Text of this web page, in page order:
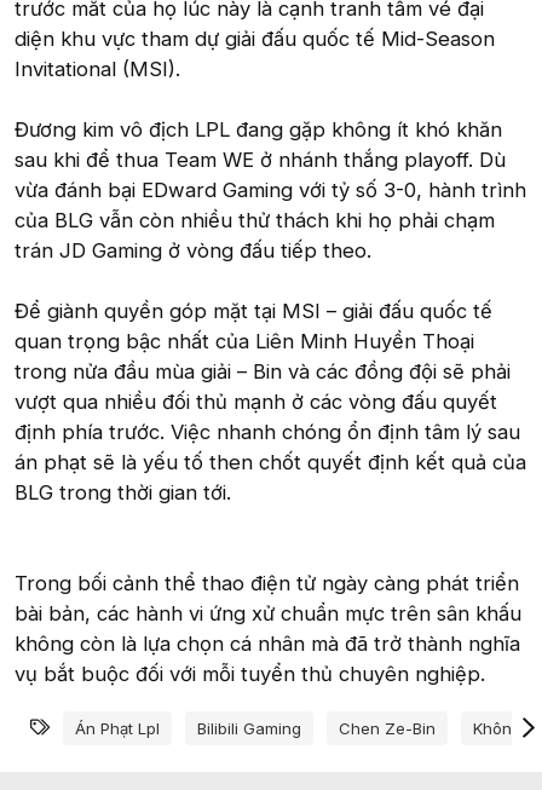
trước mắt của họ lúc này là cạnh tranh tấm vé đại
diện khu vực tham dự giải đấu quốc tế Mid-Season
Invitational (MSI).
Đương kim vô địch LPL đang gặp không ít khó khăn
sau khi để thua Team WE ở nhánh thắng playoff. Dù
vừa đánh bại EDward Gaming với tỷ số 3-0, hành trình
của BLG vẫn còn nhiều thử thách khi họ phải chạm
trán JD Gaming ở vòng đấu tiếp theo.
Để giành quyền góp mặt tại MSI – giải đấu quốc tế
quan trọng bậc nhất của Liên Minh Huyền Thoại
trong nửa đầu mùa giải – Bin và các đồng đội sẽ phải
vượt qua nhiều đối thủ mạnh ở các vòng đấu quyết
định phía trước. Việc nhanh chóng ổn định tâm lý sau
án phạt sẽ là yếu tố then chốt quyết định kết quả của
BLG trong thời gian tới.
Trong bối cảnh thể thao điện tử ngày càng phát triển
bài bản, các hành vi ứng xử chuẩn mực trên sân khấu
không còn là lựa chọn cá nhân mà đã trở thành nghĩa
vụ bắt buộc đối với mỗi tuyển thủ chuyên nghiệp.
Từ khóa
Án Phạt Lpl Bilibili Gaming Chen Ze-Bin Không